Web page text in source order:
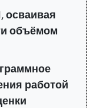
осваивая
объёмом
работой